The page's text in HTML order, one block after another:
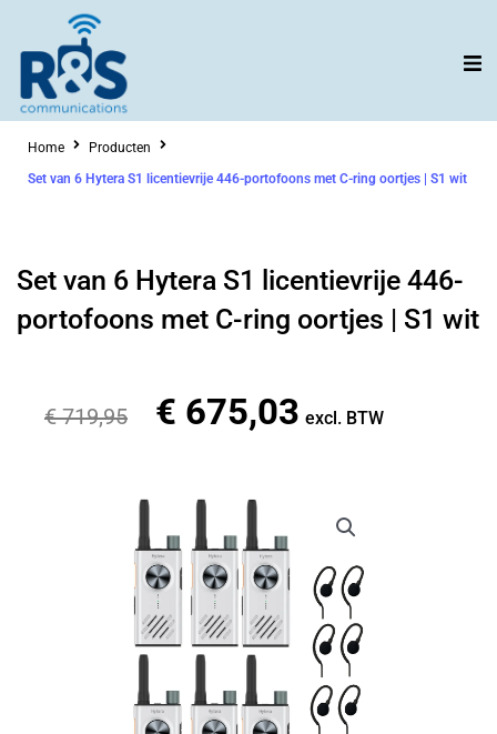
inhoud
Home
Producten
Set van 6 Hytera S1 licentievrije 446-portofoons met C-ring oortjes | S1 wit
Set van 6 Hytera S1 licentievrije 446-
portofoons met C-ring oortjes | S1 wit
€719,95
Oorspronkelijke
€ 719,95.
€ 675,03 Huidige
excl. BTW